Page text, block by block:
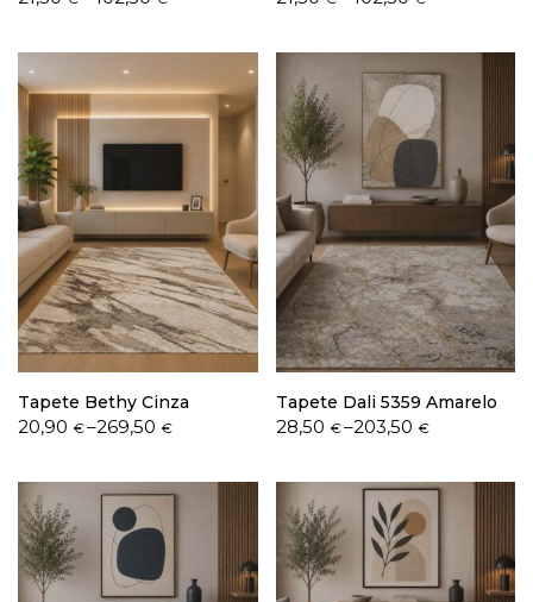
through
402,50 €
402,50 €
Tapete Bethy Cinza
20,90 €–269,50€
Price
through
269,50 €
Tapete Dali 5359 Amarelo
28,50 €–203,50 €
Price
through
203,50 €